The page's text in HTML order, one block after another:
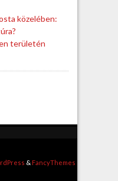
közelében:
területén
& FancyThemes